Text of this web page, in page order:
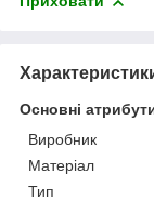
Основні
Виробник
Матеріал
Тип